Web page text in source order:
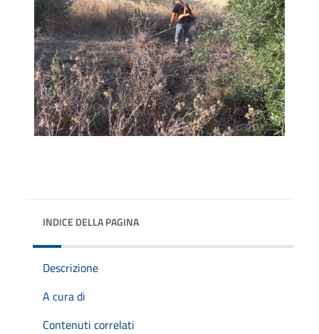
INDICE DELLA PAGINA
Descrizione
A cura di
Contenuti correlati